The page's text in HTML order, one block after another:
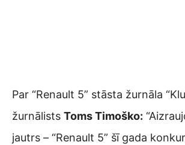
Par “Renault 5” stāsta žurnāla
žurnālists Toms Timoško:
jautrs – “Renault 5” šī gada